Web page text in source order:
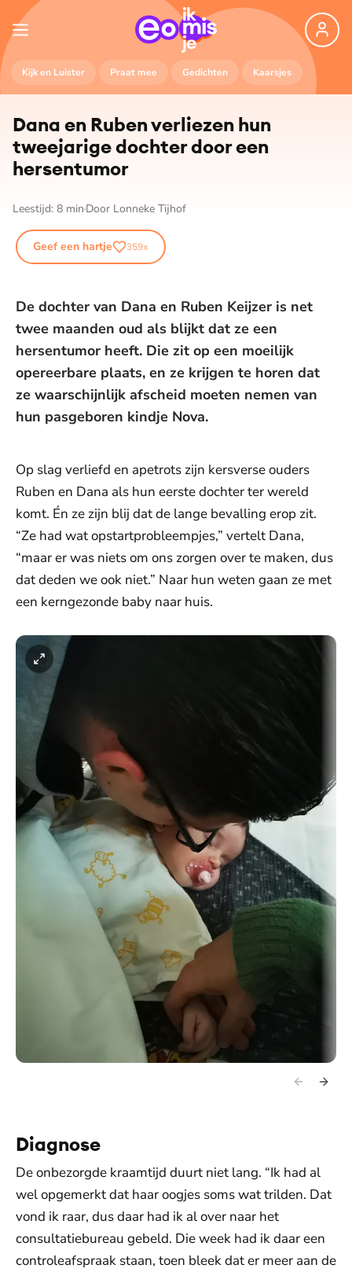
Kijk en Luister Praat mee Gedichten Kaarsjes
Dana en Ruben verliezen hun
tweejarige dochter door een
hersentumor
Leestijd: 8 min Door Lonneke Tijhof
Geef een hartje 359x
De dochter van Dana en Ruben Keijzer is net
twee maanden oud als blijkt dat ze een
hersentumor heeft. Die zit op een moeilijk
opereerbare plaats, en ze krijgen te horen dat
ze waarschijnlijk afscheid moeten nemen van
hun pasgeboren kindje Nova.
Op slag verliefd en apetrots zijn kersverse ouders
Ruben en Dana als hun eerste dochter ter wereld
komt. Én ze zijn blij dat de lange bevalling erop zit.
“Ze had wat opstartprobleempjes,” vertelt Dana,
“maar er was niets om ons zorgen over te maken, dus
dat deden we ook niet.” Naar hun weten gaan ze met
een kerngezonde baby naar huis.
Diagnose
De onbezorgde kraamtijd duurt niet lang. “Ik had al
wel opgemerkt dat haar oogjes soms wat trilden. Dat
vond ik raar, dus daar had ik al over naar het
consultatiebureau gebeld. Die week had ik daar een
controleafspraak staan, toen bleek dat er meer aan de